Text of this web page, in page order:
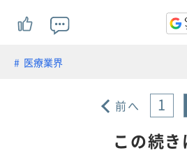
医療業界
前へ 1
この続き